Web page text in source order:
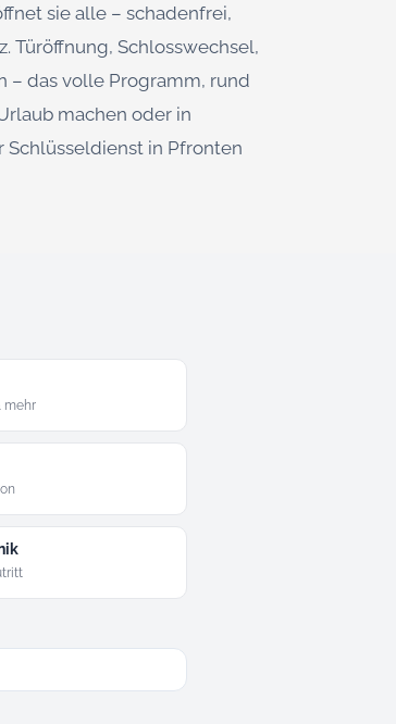
sie alle – schadenfrei,
Türöffnung, Schlosswechsel,
– das volle Programm, rund
machen oder in
Schlüsseldienst in Pfronten
mehr